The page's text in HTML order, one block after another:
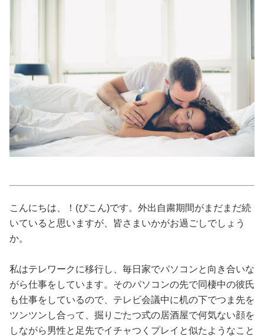
ココロ/カラダ
トラベル
占い
ゲーム
こんにちは、！(ぴこん)です。外出自粛期間がまだまだ続
いていると思いますが、皆さまいかがお過ごしでしょう
か。
私はテレワークに移行し、毎日家でパソコンと向き合いな
がら仕事をしています。そのパソコンの先で同棲中の彼氏
も仕事をしているので、テレビ会議中に机の下でつま先を
ツンツンし合って、掘りごたつ式の居酒屋で何気ない顔を
しながら男性と足先でイチャつくプレイと似たようなこと